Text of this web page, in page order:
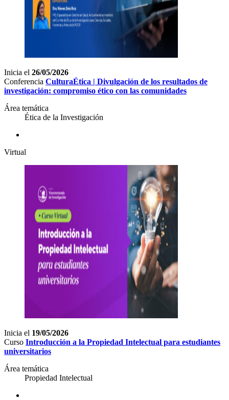
Inicia el 26/05/2026
Conferencia CulturaÉtica | Divulgación de los resultados de
investigación: compromiso ético con las comunidades
Área temática
Ética de la Investigación
Virtual
Inicia el 19/05/2026
Curso Introducción a la Propiedad Intelectual para estudiantes
universitarios
Área temática
Propiedad Intelectual